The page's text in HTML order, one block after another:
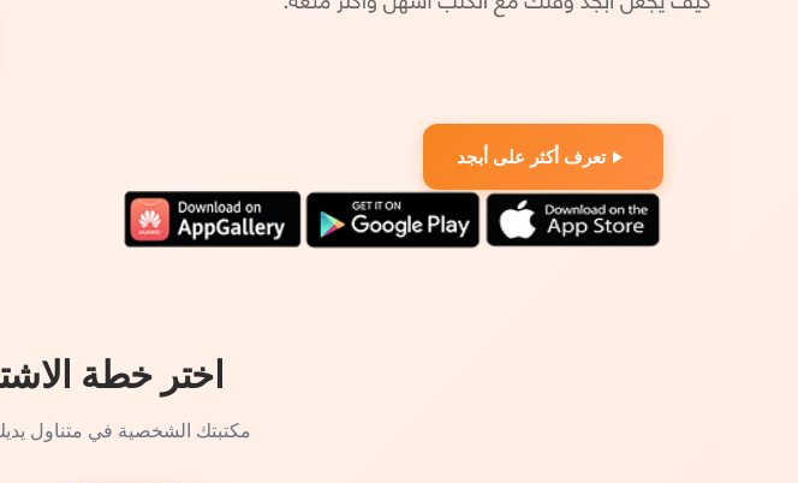
تعرف أكثر على أبجد
اختر خطة
مكتبتك الشخصية في متناول